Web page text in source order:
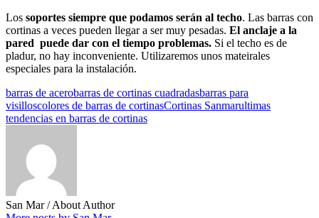
Los soportes siempre que podamos serán al techo. Las barras con
cortinas a veces pueden llegar a ser muy pesadas. El anclaje a la
pared puede dar con el tiempo problemas. Si el techo es de
pladur, no hay inconveniente. Utilizaremos unos mateirales
especiales para la instalación.
barras de acerobarras de cortinas cuadradasbarras para
visilloscolores de barras de cortinasCortinas Sanmarultimas
tendencias en barras de cortinas
San Mar/ About Author